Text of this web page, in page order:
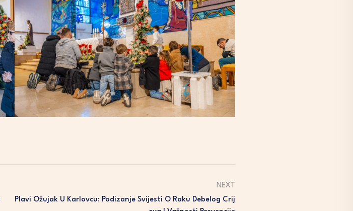
NEXT
Plavi Ožujak U Karlovcu: Podizanje Svijesti O Raku Debelog Crij